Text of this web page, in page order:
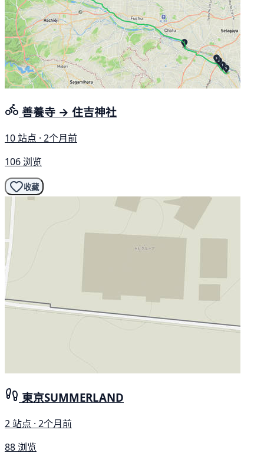
善養寺 → 住吉神社
10 站点 · 2个月前
106 浏览
收藏
東京SUMMERLAND
2 站点 · 2个月前
88 浏览